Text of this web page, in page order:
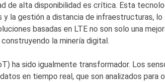
de alta disponibilidad es crítica. Esta
la gestión a distancia de infraestructuras, lo
basadas en LTE no son solo una
la minería digital.
ha sido igualmente transformador. Los
en tiempo real, que son analizados para